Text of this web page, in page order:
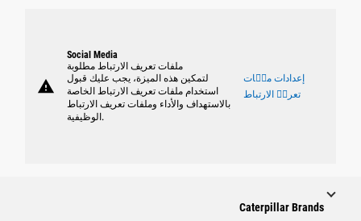
warning
Social Media
ملفات تعريف الارتباط مطلوبة
لتمكين هذه الميزة، يجب عليك قبول
استخدام ملفات تعريف الارتباط الخاصة
بالاستهداف والأداء وملفات تعريف الارتباط
الوظيفية.
إعدادات ملٝات
تعريٝ الارتباط
Caterpillar Brands